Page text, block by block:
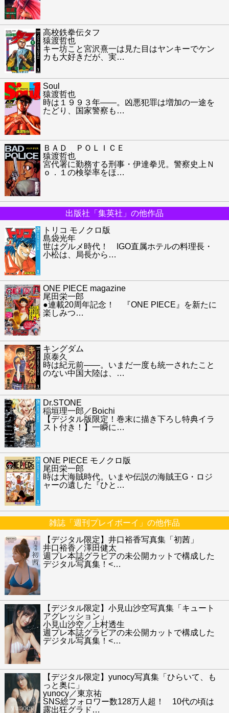
高校鉄拳伝タフ
猿渡哲也
キー坊こと宮沢熹一は見た目はヤンキーでケン
カも大好きだが、実…
Soul
猿渡哲也
時は１９９３年――。凶悪犯罪は増加の一途を
たどり、国家警察も …
ＢＡＤ ＰＯＬＩＣＥ
猿渡哲也
宮代署に勤務する刑事・伊達拳児。警察史上Ｎ
ｏ．１の検挙率をほ…
出版社「集英社」の他作品
トリコ モノクロ版
島袋光年
世はグルメ時代！ IGO直属ホテルの料理長・
小松は、局長から …
ONE PIECE magazine
尾田栄一郎
●連載20周年記念！ 『ONE PIECE』を新たに
楽しみつ…
キングダム
原泰久
時は紀元前――。いまだ一度も統一されたこと
のない中国大陸は、
…
Dr.STONE
稲垣理一郎／Boichi
【デジタル版限定！巻末に描き下ろし特典イラ
スト付き！】一瞬に …
ONE PIECE モノクロ版
尾田栄一郎
時は大海賊時代。いまや伝説の海賊王G・ロジ
ャーの遺した『ひと …
雑誌「週刊プレイボーイ」の他作品
【デジタル限定】井口裕香写真集「初茜」
井口裕香／澤田健太
週プレ本誌グラビアの未公開カットで構成した
デジタル写真集！<…
【デジタル限定】小見山沙空写真集「キュート
アグレッション」
小見山沙空／上村透生
週プレ本誌グラビアの未公開カットで構成した
デジタル写真集！<…
【デジタル限定】yunocy写真集「ひらいて、も
っと奥に」
yunocy／東京祐
SNS総フォロワー数128万人超！ 10代の頃は
露出狂グラド …